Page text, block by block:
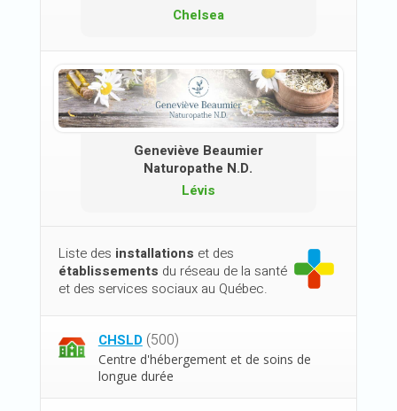
Chelsea
Geneviève Beaumier
Naturopathe N.D.
Lévis
Liste des installations et des
établissements du réseau de la santé
et des services sociaux au Québec.
CHSLD (500)
Centre d'hébergement et de soins de
longue durée